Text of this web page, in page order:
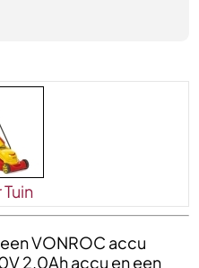
VONROC accu
2.0Ah accu en een